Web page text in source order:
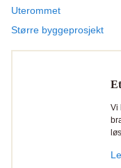
Uterommet
Større byggeprosjekt
Vi